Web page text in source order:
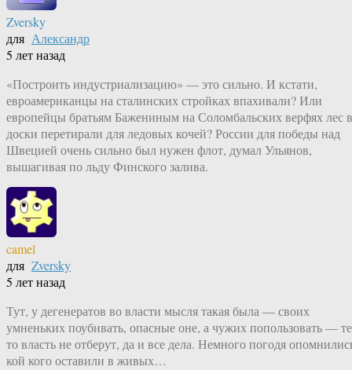
Zversky
для Александр
5 лет назад
«Построить индустриализацию» — это сильно. И кстати,
евроамериканцы на сталинских стройках впахивали? Или
европейцы братьям Бажениным на Соломбальских верфях лес в
доски перетирали для ледовых кочей? России для победы над
Швецией очень сильно был нужен флот, думал Ульянов,
вышагивая по льду Финского залива.
camel
для Zversky
5 лет назад
Тут, у дегенератов во власти мысля такая была — своих
умненьких поубивать, опасные оне, а чужих попользовать —
то власть не отберут, да и все дела. Немного погодя
кой кого оставили в живых…